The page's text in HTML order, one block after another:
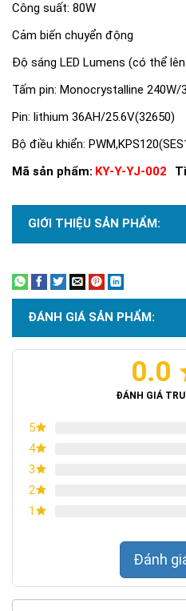
Công suất: 80W
Cảm biến chuyển động
Độ sáng LED Lumens (có thể
Tấm pin: Monocrystalline 240W/
Pin: lithium 36AH/25.6V(32650)
Bộ điều khiển:
Mã sản phẩm: KY-Y-YJ-002
GIỚI THIỆU SẢN PHẨM:
Xem
ĐÁNH GIÁ SẢN PHẨM:
0.0
ĐÁNH GIÁ
5
4
3
2
1